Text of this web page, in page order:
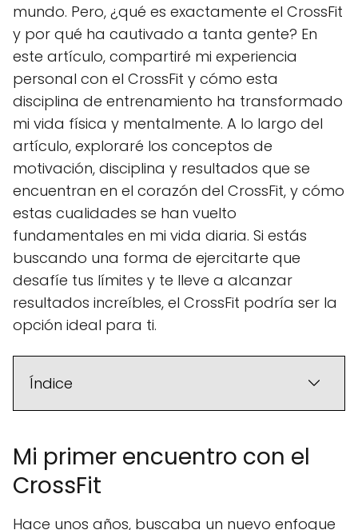
mundo. Pero, ¿qué es exactamente el CrossFit
y por qué ha cautivado a tanta gente? En
este artículo, compartiré mi experiencia
personal con el CrossFit y cómo esta
disciplina de entrenamiento ha transformado
mi vida física y mentalmente. A lo largo del
artículo, exploraré los conceptos de
motivación, disciplina y resultados que se
encuentran en el corazón del CrossFit, y cómo
estas cualidades se han vuelto
fundamentales en mi vida diaria. Si estás
buscando una forma de ejercitarte que
desafíe tus límites y te lleve a alcanzar
resultados increíbles, el CrossFit podría ser la
opción ideal para ti.
Índice
Mi primer encuentro con el
CrossFit
Hace unos años, buscaba un nuevo enfoque